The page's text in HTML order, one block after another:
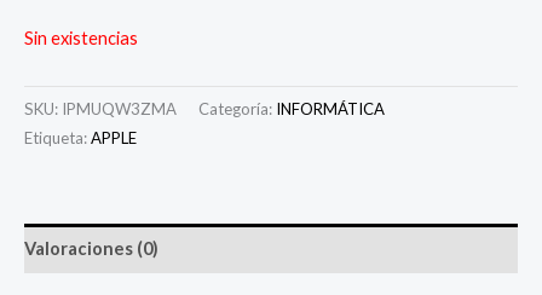
Sin existencias
SKU: IPMUQW3ZMA Categoría: INFORMÁTICA
Etiqueta:APPLE
Valoraciones (0)